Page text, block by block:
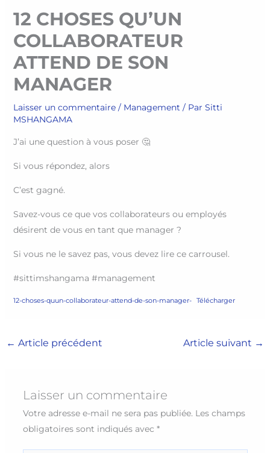
12 CHOSES QU’UN
COLLABORATEUR
ATTEND DE SON
MANAGER
Laisser un commentaire / Management / Par Sitti
MSHANGAMA
J’ai une question à vous poser 🤔
Si vous répondez, alors
C’est gagné.
Savez-vous ce que vos collaborateurs ou employés
désirent de vous en tant que manager ?
Si vous ne le savez pas, vous devez lire ce carrousel.
#sittimshangama #management
12-choses-quun-collaborateur-attend-de-son-manager- Télécharger
← Article précédent Article suivant →
Laisser un commentaire
Votre adresse e-mail ne sera pas publiée. Les champs
obligatoires sont indiqués avec *